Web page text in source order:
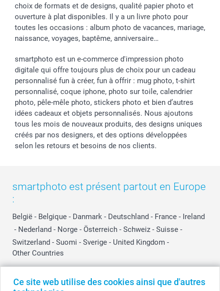
Ce site web utilise des cookies ainsi que d'autres
choix de formats et de designs, qualité papier photo et
ouverture à plat disponibles. Il y a un livre photo pour
toutes les occasions : album photo de vacances, mariage,
naissance, voyages, baptême, anniversaire…
smartphoto est un e-commerce d'impression photo
digitale qui offre toujours plus de choix pour un cadeau
personnalisé fun à créer, fun à offrir : mug photo, t-shirt
personnalisé, coque iphone, photo sur toile, calendrier
photo, pêle-mêle photo, stickers photo et bien d’autres
idées cadeaux et objets personnalisés. Nous ajoutons
tous les mois de nouveaux produits, des designs uniques
créés par nos designers, et des options développées
selon les retours et besoins de nos clients.
smartphoto est présent partout en Europe
:
België - Belgique - Danmark - Deutschland - France - Ireland
- Nederland - Norge - Österreich - Schweiz - Suisse -
Switzerland - Suomi - Sverige - United Kingdom -
Other Countries
Tous les prix sont en EURO (€), TVA incluse et hors frais de port.